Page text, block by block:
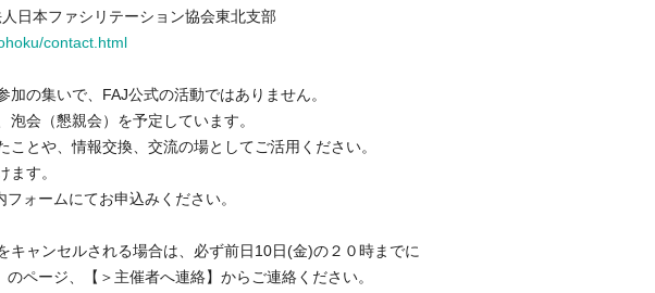
人日本ファシリテーション協会東北支部
contact.html
加の集いで、FAJ公式の活動ではありません。
会（懇親会）を予定しています。
とや、情報交換、交流の場としてご活用ください。
す。
ォームにてお申込みください。
ャンセルされる場合は、必ず前日10日(金)の２０時までに
ページ、【＞主催者へ連絡】からご連絡ください。